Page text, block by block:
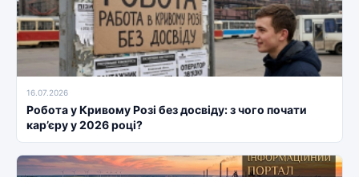
16.07.2026
Робота у Кривому Розі без досвіду: з чого почати
кар’єру у 2026 році?